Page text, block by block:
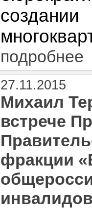
подробнее
27.11.2015
Михаил
встрече
фракции